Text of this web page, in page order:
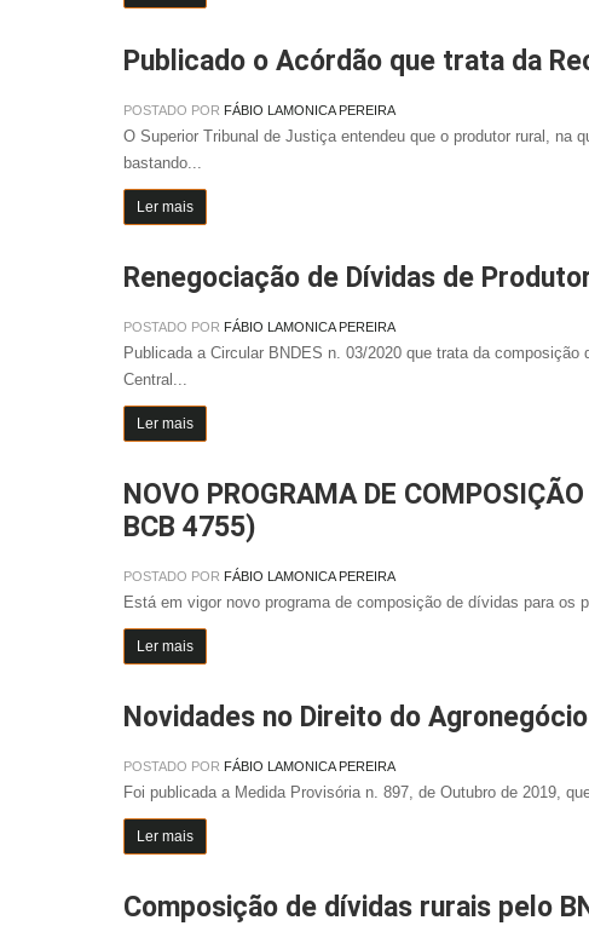
Publicado o Acórdão que trata da
POSTADO POR FÁBIO LAMONICA PEREIRA
O Superior Tribunal de Justiça entendeu que o produtor rural, na
bastando...
Ler mais
Renegociação de Dívidas de
POSTADO POR FÁBIO LAMONICA PEREIRA
Publicada a Circular BNDES n. 03/2020 que trata da
Central...
Ler mais
NOVO PROGRAMA DE
BCB 4755)
POSTADO POR FÁBIO LAMONICA PEREIRA
Está em vigor novo programa de composição de dívidas para
Ler mais
Novidades no Direito do Agronegócio
POSTADO POR FÁBIO LAMONICA PEREIRA
Foi publicada a Medida Provisória n. 897, de Outubro de 2019,
Ler mais
Composição de dívidas rurais pelo